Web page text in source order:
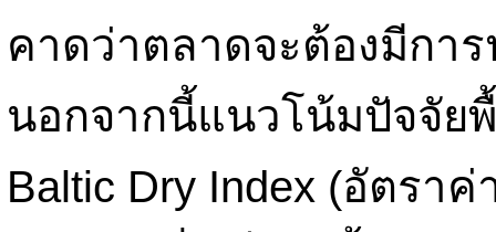
คาดว่าตลาดจะต้องมีกา
นอกจากนี้แนวโน้มปัจจัย
Baltic Dry Index (อัตราค่